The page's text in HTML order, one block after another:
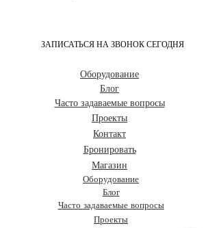
ЗАПИСАТЬСЯ НА ЗВОНОК СЕГОДНЯ
Оборудование
Блог
Часто задаваемые вопросы
Проекты
Контакт
Бронировать
Магазин
Оборудование
Блог
Часто задаваемые вопросы
Проекты